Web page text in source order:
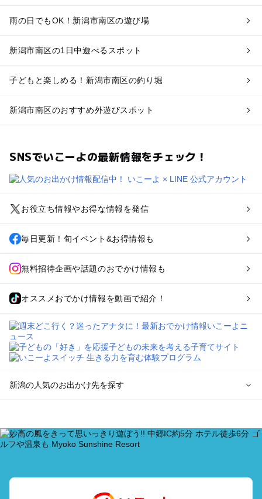
雨の日でもOK！新潟市南区の遊び場
新潟市南区の1日中遊べるスポット
子どもと楽しめる！新潟市南区の釣り堀
新潟市南区のおすすめ外遊びスポット
SNSでいこーよの最新情報をチェック！
お役立ち情報やお得な情報を発信
毎日更新！旬イベント&お得情報も
無料招待企画や話題のおでかけ情報も
オススメおでかけ情報を動画で紹介！
新潟の人気のお出かけ先を探す
を探す
新潟・新発田・月岡・阿賀野川のプールお出かけ
越後湯沢・苗場のプールお出かけ
燕・三条・弥彦・岩室のプールお出かけ